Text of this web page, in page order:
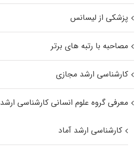
پزشکی از لیسانس
مصاحبه با رتبه های برتر
کارشناسی ارشد مجازی
معرفی گروه علوم انسانی کارشناسی ارشد
کارشناسی ارشد آماد